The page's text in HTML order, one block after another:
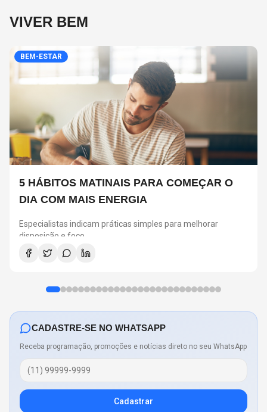
VIVER BEM
BEM-ESTAR
5 HÁBITOS MATINAIS PARA COMEÇAR O
DIA COM MAIS ENERGIA
Especialistas indicam práticas simples para melhorar
disposição e foco
CADASTRE-SE NO WHATSAPP
Receba programação, promoções e notícias direto no seu WhatsApp
Cadastrar